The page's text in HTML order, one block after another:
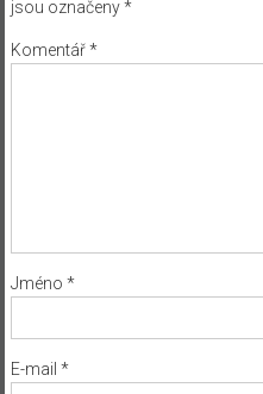
jsou označeny*
Komentář*
Jméno *
E-mail *